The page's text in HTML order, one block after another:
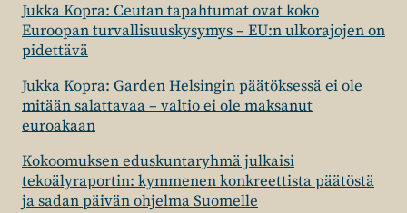
Jukka Kopra: Ceutan tapahtumat ovat koko
Euroopan turvallisuuskysymys – EU:n ulkorajojen on
pidettävä
Jukka Kopra: Garden Helsingin päätöksessä ei ole
mitään salattavaa – valtio ei ole maksanut
euroakaan
Kokoomuksen eduskuntaryhmä julkaisi
tekoälyraportin: kymmenen konkreettista päätöstä
ja sadan päivän ohjelma Suomelle